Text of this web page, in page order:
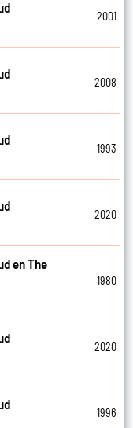
2001
2008
1993
2020
en The
1980
2020
1996